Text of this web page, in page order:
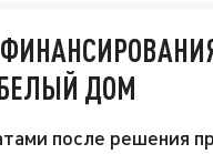
БЕЛЫЙ ДОМ
после решения